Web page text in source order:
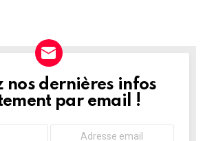
nos dernières infos
par email !